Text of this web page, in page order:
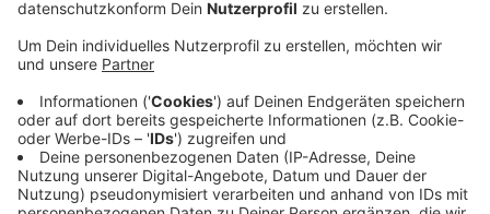
Anzeige
Sowohl aus dem Handwerk, als auch von der Industrie-
und Handelskammer (IHK) kommt Kritik an diesem
Vorstoß. Stattdessen müsse so schnell wie möglich
das Angebot bei Bussen und Bahnen deutlich